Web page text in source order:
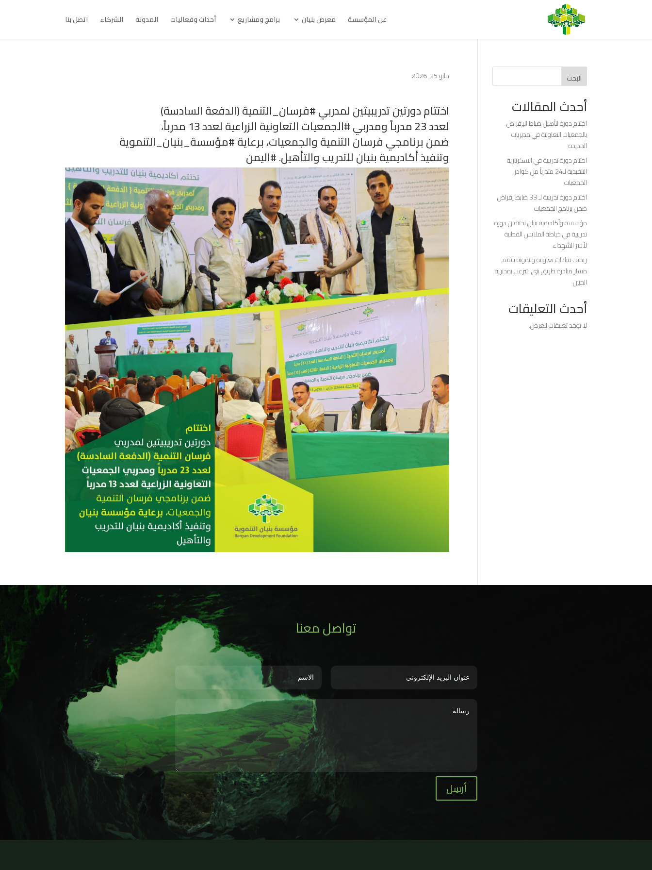
عن المؤسسة معرض بنيان برامج ومشاريع أحداث وفعاليات المدونة الشركاء اتصل بنا
مايو 25, 2026
اختتام دورتين تدريبيتين لمدربي #فرسان_التنمية (الدفعة السادسة)
لعدد 23 مدرباً ومدربي #الجمعيات التعاونية الزراعية لعدد 13 مدرباً،
ضمن برنامجي فرسان التنمية والجمعيات، برعاية #مؤسسة_بنيان_التنموية
وتنفيذ أكاديمية بنيان للتدريب والتأهيل. #اليمن
البحث
أحدث المقالات
اختتام دورة لتأهيل ضباط الإقراض
بالجمعيات التعاونية في مديريات
الحديدة
اختتام دورة تدريبية في السكرتارية
التنفيذية لـ24 متدرباً من كوادر
الجمعيات
اختتام دورة تدريبية لـ 33 ضابط إقراض
ضمن برنامج الجمعيات
مؤسسة وأكاديمية بنيان تختتمان دورة
تدريبية في خياطة الملابس القطنية
لأسر الشهداء
ريمة.. قيادات تعاونية وتنموية تتفقد
مسار مبادرة طريق بني شرعب بمديرية
الجبين
أحدث التعليقات
لا توجد تعليقات للعرض.
تواصل معنا
أرسِل